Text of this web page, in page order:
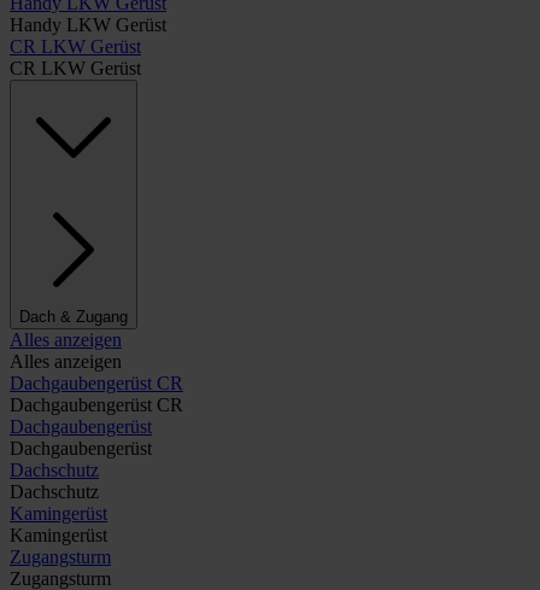
Handy LKW Gerüst
CR LKW Gerüst
CR LKW Gerüst
Dach & Zugang
Alles anzeigen
Alles anzeigen
Dachgaubengerüst CR
Dachgaubengerüst CR
Dachgaubengerüst
Dachgaubengerüst
Dachschutz
Dachschutz
Kamingerüst
Kamingerüst
Zugangsturm
Zugangsturm